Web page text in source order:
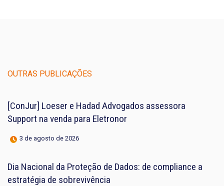
OUTRAS PUBLICAÇÕES
[ConJur] Loeser e Hadad Advogados assessora
Support na venda para Eletronor
3 de agosto de 2026
Dia Nacional da Proteção de Dados: de compliance a
estratégia de sobrevivência